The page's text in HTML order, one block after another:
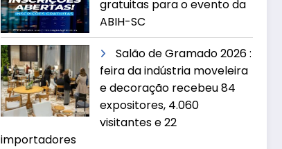
gratuitas para o evento da
ABIH-SC
Salão de Gramado 2026 :
feira da indústria moveleira
e decoração recebeu 84
expositores, 4.060
visitantes e 22
importadores